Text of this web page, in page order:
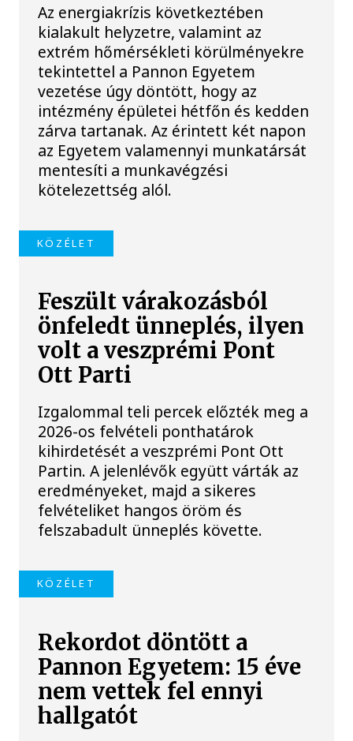
Az energiakrízis következtében
kialakult helyzetre, valamint az
extrém hőmérsékleti körülményekre
tekintettel a Pannon Egyetem
vezetése úgy döntött, hogy az
intézmény épületei hétfőn és kedden
zárva tartanak. Az érintett két napon
az Egyetem valamennyi munkatársát
mentesíti a munkavégzési
kötelezettség alól.
KÖZÉLET
Feszült várakozásból
önfeledt ünneplés, ilyen
volt a veszprémi Pont
Ott Parti
Izgalommal teli percek előzték meg a
2026-os felvételi ponthatárok
kihirdetését a veszprémi Pont Ott
Partin. A jelenlévők együtt várták az
eredményeket, majd a sikeres
felvételiket hangos öröm és
felszabadult ünneplés követte.
KÖZÉLET
Rekordot döntött a
Pannon Egyetem: 15 éve
nem vettek fel ennyi
hallgatót